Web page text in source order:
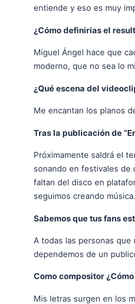
entiende y eso es muy
¿Cómo definirías el
Miguel Ángel hace que
moderno, que no sea lo
¿Qué escena del
Me encantan los planos
Tras la publicación de
Próximamente saldrá el
sonando en festivales de
faltan del disco en
seguimos creando música.
Sabemos que tus fans
A todas las personas que
dependemos de un
Como compositor
Mis letras surgen en los